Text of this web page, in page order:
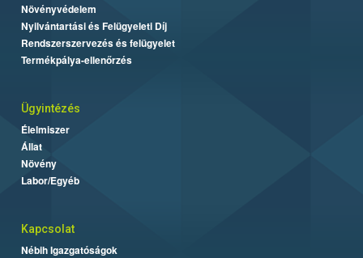
Növényvédelem
Nyilvántartási és Felügyeleti Díj
Rendszerszervezés és felügyelet
Termékpálya-ellenőrzés
Ügyintézés
Élelmiszer
Állat
Növény
Labor/Egyéb
Kapcsolat
Nébih Igazgatóságok